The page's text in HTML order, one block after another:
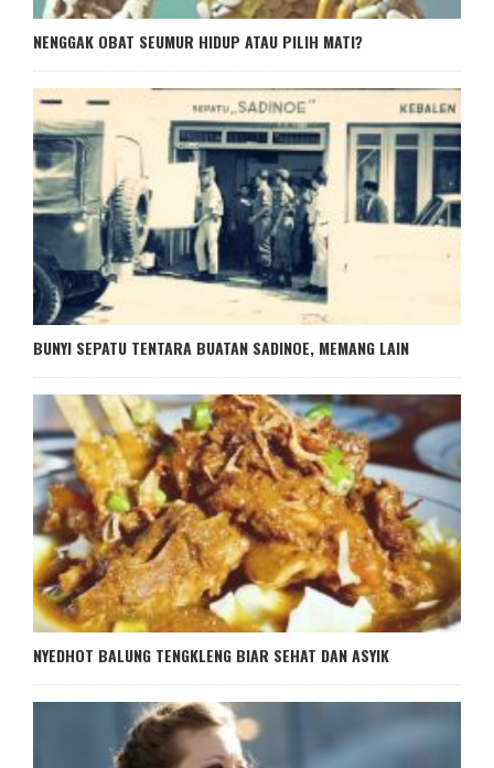
NENGGAK OBAT SEUMUR HIDUP ATAU PILIH MATI?
BUNYI SEPATU TENTARA BUATAN SADINOE, MEMANG LAIN
NYEDHOT BALUNG TENGKLENG BIAR SEHAT DAN ASYIK